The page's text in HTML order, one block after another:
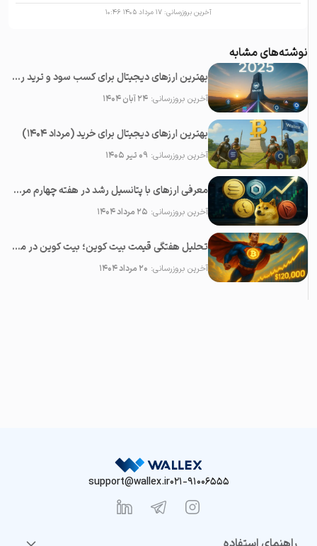
آخرین بروزرسانی:۱۷ مرداد ۱۴۰۵ ۱۰:۴۶
نوشته‌های مشابه
بهترین ارزهای دیجیتال برای کسب سود و ترید روزانه در سال ۲۰۲۵
آخرین بروزرسانی:۲۴ آبان ۱۴۰۴
بهترین ارزهای دیجیتال برای خرید (مرداد ۱۴۰۴)
آخرین بروزرسانی:۰۹ تیر ۱۴۰۵
معرفی ارزهای با پتانسیل رشد در هفته چهارم مرداد ۱۴۰۴
آخرین بروزرسانی: ۲۵ مرداد ۱۴۰۴
تحلیل هفتگی قیمت بیت کوین؛ بیت کوین در مسیر سقف تاریخی جدید؟ (هفته سوم مرداد ۱۴۰۴)
آخرین بروزرسانی: ۲۰ مرداد ۱۴۰۴
021-91006555
support@wallex.ir